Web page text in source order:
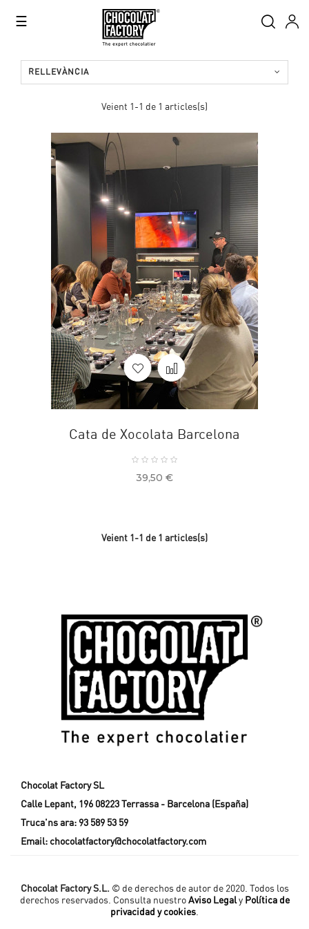
Toggle
☰
RELLEVÀNCIA
Veient 1-1 de 1 articles(s)
Cata de Xocolata Barcelona
Preu
39,50 €
Veient 1-1 de 1 articles(s)
Chocolat Factory SL
Calle Lepant, 196 08223 Terrassa - Barcelona (España)
Truca'ns ara: 93 589 53 59
Email: chocolatfactory@chocolatfactory.com
Chocolat Factory S.L. © de derechos de autor de 2020. Todos los
derechos reservados. Consulta nuestro Aviso Legal y Política de
privacidad y cookies